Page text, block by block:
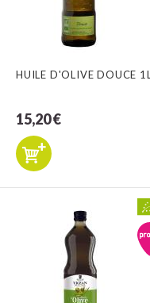
HUILE D'OLIVE DOUCE 1L
15,20 €